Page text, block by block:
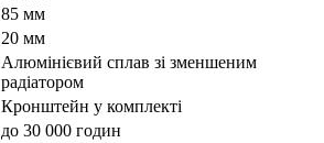
85 мм
20 мм
Алюмінієвий сплав зі зменшеним
радіатором
Кронштейн у комплекті
до 30 000 годин